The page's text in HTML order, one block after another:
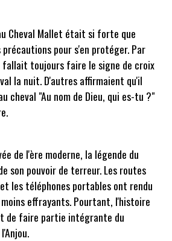
Cheval Mallet était si forte que
pour s'en protéger. Par
fallait toujours faire le signe de croix
la nuit. D'autres affirmaient qu'il
cheval "Au nom de Dieu, qui es-tu ?"
de l'ère moderne, la légende du
son pouvoir de terreur. Les routes
les téléphones portables ont rendu
effrayants. Pourtant, l'histoire
de faire partie intégrante du